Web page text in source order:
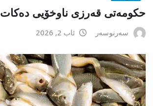
حکومەتی قەرزی ناوخۆیی دەکات
سەرنوسەر ئاب 2, 2026